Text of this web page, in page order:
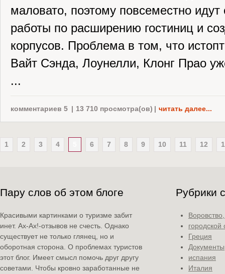
маловато, поэтому повсеместно идут
работы по расширению гостиниц и
корпусов. Проблема в том, что
Вайт Сэнда, Лоунелли, Клонг Прао
...
комментариев 5 | 13 710 просмотра(ов) | читать далее...
1 2 3 4 6 7 8 9 10 11 12
Пару слов об этом блоге
Красивыми картинками о туризме забит
инет. Ах-Ах!-отзывов не счесть. Однако
существует не только глянец, но и
оборотная сторона. О проблемах туристов
этот блог. Имеет смысл помочь друг другу
советами. Чтобы кровно заработанные не
Рубрики
городской
Греция
Документы
испания
Италия